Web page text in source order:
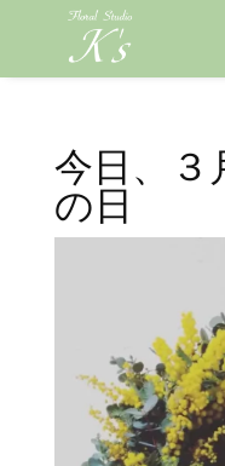
今日、３
の日